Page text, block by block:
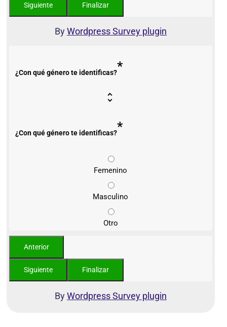
ByWordpress Survey plugin
¿Con qué género te identificas?*
¿Con qué género te identificas?*
Femenino
Masculino
Otro
ByWordpress Survey plugin